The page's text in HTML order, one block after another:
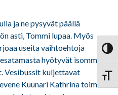
ja ne pysyvät päällä
asti, Tommi lupaa. Myös
useita vaihtoehtoja
hyötyvät isommat
Vesibussit kuljettavat
Kuunari Kathrina toimii